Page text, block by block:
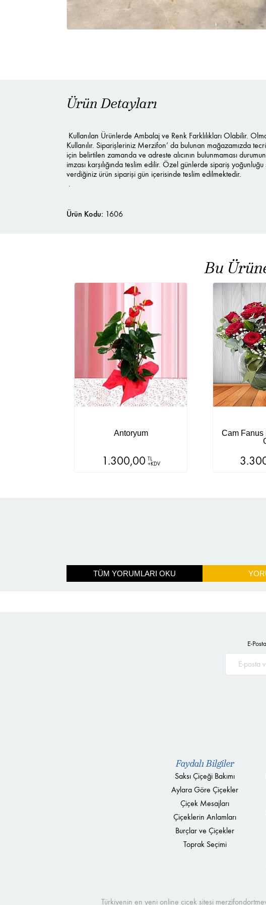
Ürün Detayları
Kullanılan Ürünlerde Ambalaj ve Renk Farklılıkları Olabilir.
Kullanılır. Siparişleriniz Merzifon’ da bulunan mağazamızda
için belirtilen zamanda ve adreste alıcının bulunmaması
imzası karşılığında teslim edilir. Özel günlerde sipariş
verdiğiniz ürün siparişi gün içerisinde teslim edilmektedir.
Ürün Kodu: 1606
Bu
Antoryum
1.300,00 TL
+KDV
Cam Fanus
TÜM YORUMLARI OKU
E-
Faydalı Bilgiler
Saksı Çiçeği Bakımı
Aylara Göre Çiçekler
Çiçek Mesajları
Çiçeklerin Anlamları
Burçlar ve Çiçekler
Toprak Seçimi
Türkiyenin en yeni online çiçek sitesi